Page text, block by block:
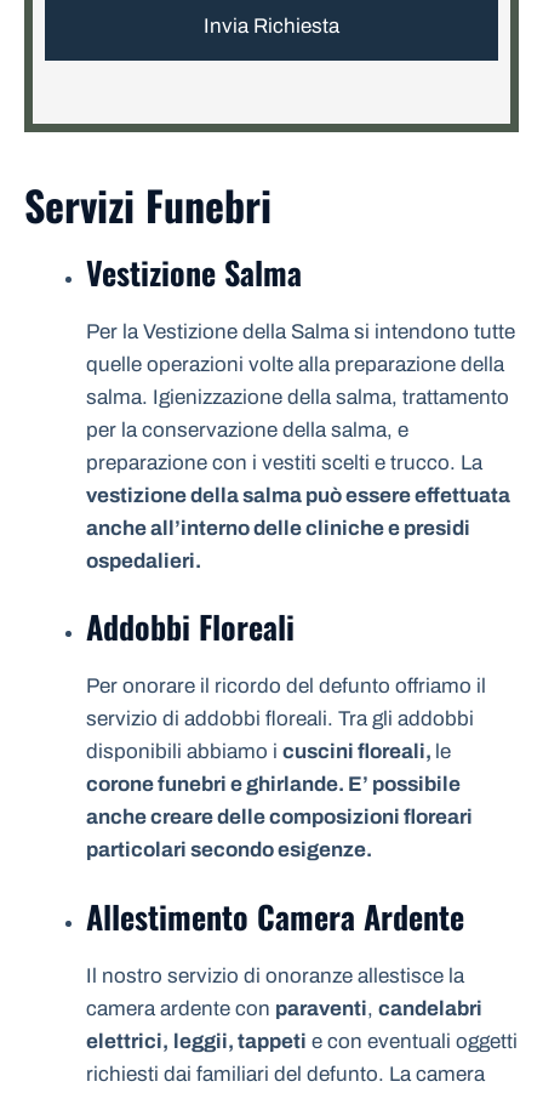
Servizi Funebri
Vestizione Salma
Per la Vestizione della Salma si intendono tutte
quelle operazioni volte alla preparazione della
salma. Igienizzazione della salma, trattamento
per la conservazione della salma, e
preparazione con i vestiti scelti e trucco. La
vestizione della salma può essere effettuata
anche all’interno delle cliniche e presidi
ospedalieri.
Addobbi Floreali
Per onorare il ricordo del defunto offriamo il
servizio di addobbi floreali. Tra gli addobbi
disponibili abbiamo i cuscini floreali, le
corone funebri e ghirlande. E’ possibile
anche creare delle composizioni floreari
particolari secondo esigenze.
Allestimento Camera Ardente
Il nostro servizio di onoranze allestisce la
camera ardente con paraventi, candelabri
elettrici, leggii, tappeti e con eventuali oggetti
richiesti dai familiari del defunto. La camera